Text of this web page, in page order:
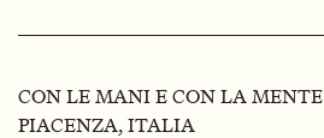
CON LE MANI E CON LA MENTE
PIACENZA, ITALIA